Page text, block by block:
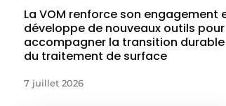
La VOM renforce son engagement
développe de nouveaux outils pour
accompagner la transition durable
du traitement de surface
7 juillet 2026